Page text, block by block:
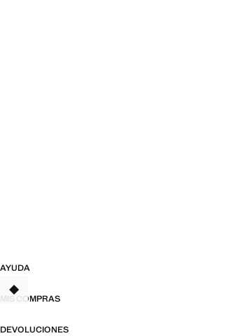
AYUDA
MIS COMPRAS
DEVOLUCIONES